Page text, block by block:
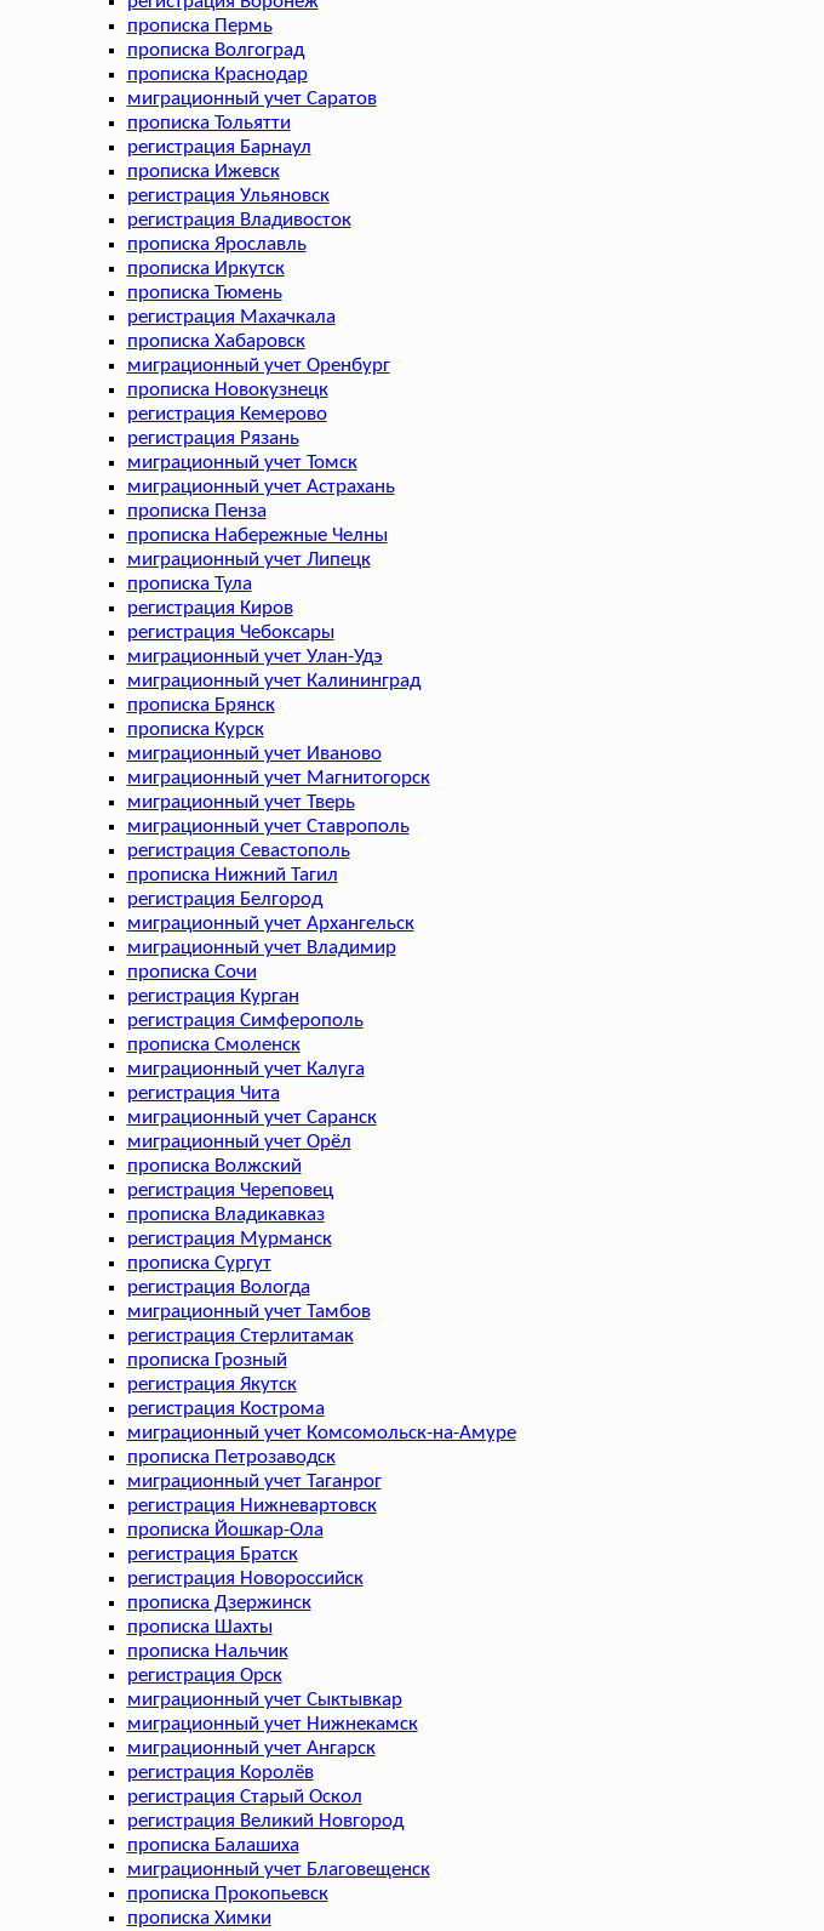
прописка Пермь
прописка Волгоград
прописка Краснодар
миграционный учет Саратов
прописка Тольятти
регистрация Барнаул
прописка Ижевск
регистрация Ульяновск
регистрация Владивосток
прописка Ярославль
прописка Иркутск
прописка Тюмень
регистрация Махачкала
прописка Хабаровск
миграционный учет Оренбург
прописка Новокузнецк
регистрация Кемерово
регистрация Рязань
миграционный учет Томск
миграционный учет Астрахань
прописка Пенза
прописка Набережные Челны
миграционный учет Липецк
прописка Тула
регистрация Киров
регистрация Чебоксары
миграционный учет Улан-Удэ
миграционный учет Калининград
прописка Брянск
прописка Курск
миграционный учет Иваново
миграционный учет Магнитогорск
миграционный учет Тверь
миграционный учет Ставрополь
регистрация Севастополь
прописка Нижний Тагил
регистрация Белгород
миграционный учет Архангельск
миграционный учет Владимир
прописка Сочи
регистрация Курган
регистрация Симферополь
прописка Смоленск
миграционный учет Калуга
регистрация Чита
миграционный учет Саранск
миграционный учет Орёл
прописка Волжский
регистрация Череповец
прописка Владикавказ
регистрация Мурманск
прописка Сургут
регистрация Вологда
миграционный учет Тамбов
регистрация Стерлитамак
прописка Грозный
регистрация Якутск
регистрация Кострома
миграционный учет Комсомольск-на-Амуре
прописка Петрозаводск
миграционный учет Таганрог
регистрация Нижневартовск
прописка Йошкар-Ола
регистрация Братск
регистрация Новороссийск
прописка Дзержинск
прописка Шахты
прописка Нальчик
регистрация Орск
миграционный учет Сыктывкар
миграционный учет Нижнекамск
миграционный учет Ангарск
регистрация Королёв
регистрация Старый Оскол
регистрация Великий Новгород
прописка Балашиха
миграционный учет Благовещенск
прописка Прокопьевск
прописка Химки